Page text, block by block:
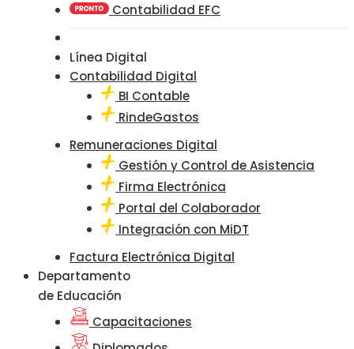
Contabilidad EFC
Línea Digital
Contabilidad Digital
BI Contable
RindeGastos
Remuneraciones Digital
Gestión y Control de Asistencia
Firma Electrónica
Portal del Colaborador
Integración con MiDT
Factura Electrónica Digital
Departamento
de Educación
Capacitaciones